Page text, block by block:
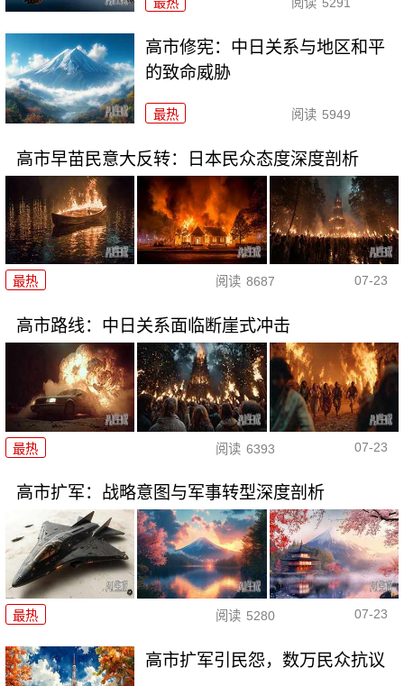
高市修宪：中日关系与地区和平
的致命威胁
最热 阅读 5949
高市早苗民意大反转：日本民众态度深度剖析
最热 阅读 8687 07-23
高市路线：中日关系面临断崖式冲击
最热 阅读 6393 07-23
高市扩军：战略意图与军事转型深度剖析
最热 阅读 5280 07-23
高市扩军引民怨，数万民众抗议